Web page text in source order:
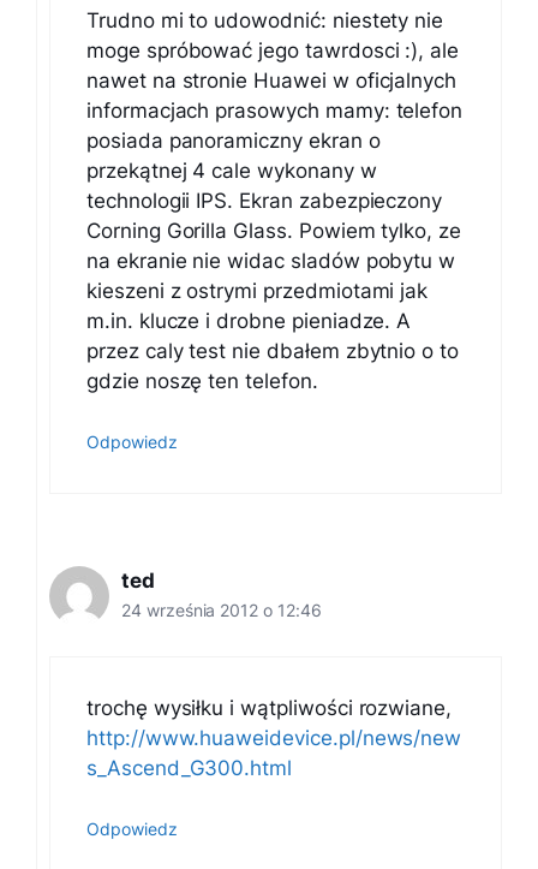
Trudno mi to udowodnić: niestety nie
moge spróbować jego tawrdosci :), ale
nawet na stronie Huawei w oficjalnych
informacjach prasowych mamy: telefon
posiada panoramiczny ekran o
przekątnej 4 cale wykonany w
technologii IPS. Ekran zabezpieczony
Corning Gorilla Glass. Powiem tylko, ze
na ekranie nie widac sladów pobytu w
kieszeni z ostrymi przedmiotami jak
m.in. klucze i drobne pieniadze. A
przez caly test nie dbałem zbytnio o to
gdzie noszę ten telefon.
Odpowiedz
ted
24 września 2012 o 12:46
trochę wysiłku i wątpliwości rozwiane,
http://www.huaweidevice.pl/news/new
s_Ascend_G300.html
Odpowiedz